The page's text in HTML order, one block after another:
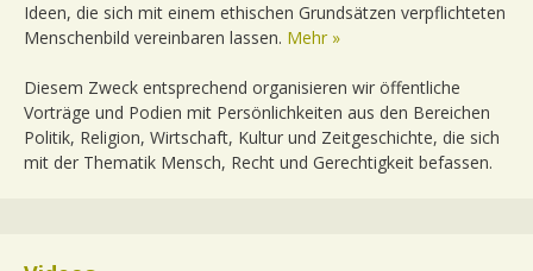
Ideen, die sich mit einem ethischen Grundsätzen verpflichteten
Menschenbild vereinbaren lassen. Mehr »
Diesem Zweck entsprechend organisieren wir öffentliche
Vorträge und Podien mit Persönlichkeiten aus den Bereichen
Politik, Religion, Wirtschaft, Kultur und Zeitgeschichte, die sich
mit der Thematik Mensch, Recht und Gerechtigkeit befassen.